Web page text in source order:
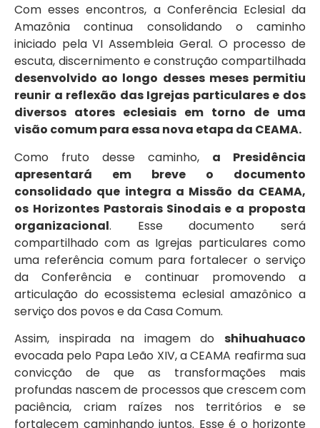
Com esses encontros, a Conferência Eclesial da
Amazônia continua consolidando o caminho
iniciado pela VI Assembleia Geral. O processo de
escuta, discernimento e construção compartilhada
desenvolvido ao longo desses meses permitiu
reunir a reflexão das Igrejas particulares e dos
diversos atores eclesiais em torno de uma
visão comum para essa nova etapa da CEAMA.
Como fruto desse caminho, a Presidência
apresentará em breve o documento
consolidado que integra a Missão da CEAMA,
os Horizontes Pastorais Sinodais e a proposta
organizacional. Esse documento será
compartilhado com as Igrejas particulares como
uma referência comum para fortalecer o serviço
da Conferência e continuar promovendo a
articulação do ecossistema eclesial amazônico a
serviço dos povos e da Casa Comum.
Assim, inspirada na imagem do shihuahuaco
evocada pelo Papa Leão XIV, a CEAMA reafirma sua
convicção de que as transformações mais
profundas nascem de processos que crescem com
paciência, criam raízes nos territórios e se
fortalecem caminhando juntos. Esse é o horizonte